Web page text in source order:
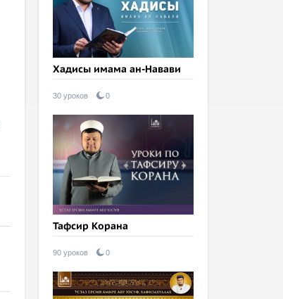
Хадисы имама ан-Навави
30 уроков 0
Тафсир Корана
90 уроков 0